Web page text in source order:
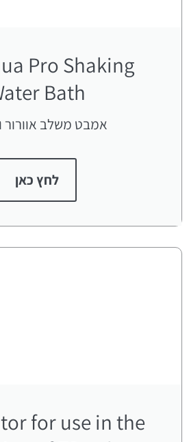
Pro Shaking
Bath
אמבט משלב אוורור
לחץ כאן
for use in the